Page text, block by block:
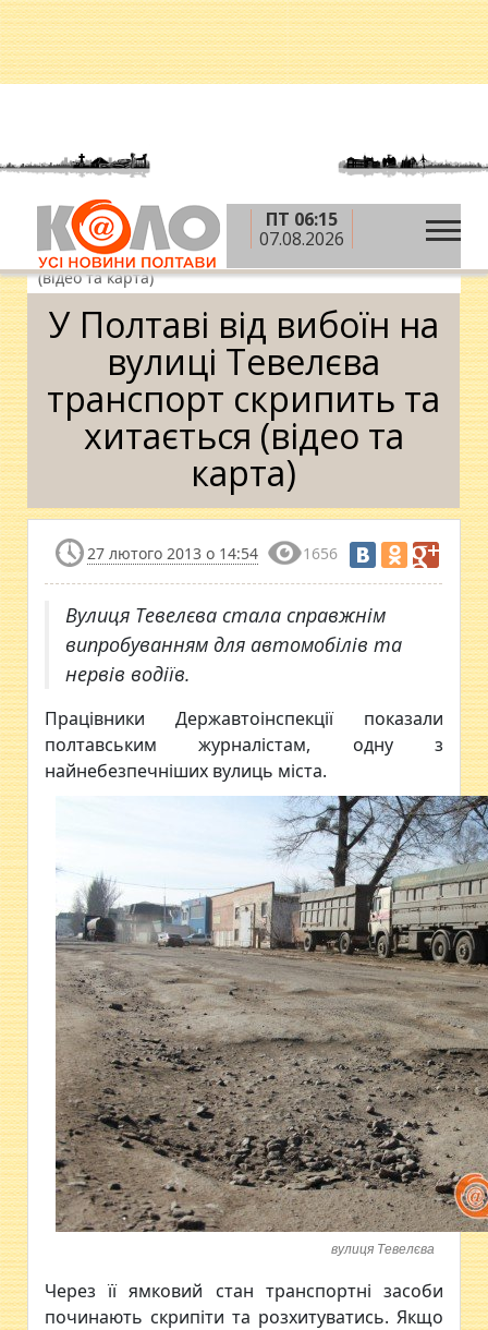
ПТ 06:15
07.08.2026
Головна » Ситуація
У Полтаві від вибоїн на
вулиці Тевелєва транспорт скрипить та хитається
(відео та карта)
У Полтаві від вибоїн на
вулиці Тевелєва
транспорт скрипить та
хитається (відео та
карта)
27 лютого 2013 о 14:54 1656
Вулиця Тевелєва стала справжнім
випробуванням для автомобілів та
нервів водіїв.
Працівники Державтоінспекції показали
полтавським журналістам, одну з
найнебезпечніших вулиць міста.
вулиця Тевелєва
Через її ямковий стан транспортні засоби
починають скрипіти та розхитуватись. Якщо